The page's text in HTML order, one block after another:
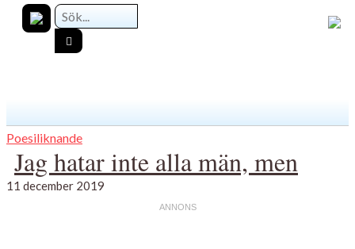
Poesiliknande
Jag hatar inte alla män, men
11 december 2019